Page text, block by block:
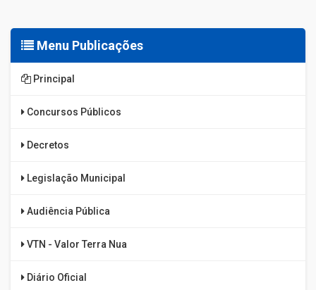
Menu Publicações
Principal
Concursos Públicos
Decretos
Legislação Municipal
Audiência Pública
VTN - Valor Terra Nua
Diário Oficial